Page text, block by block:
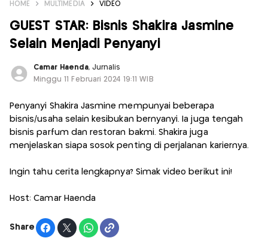
HOME MULTIMEDIA VIDEO
GUEST STAR: Bisnis Shakira Jasmine
Selain Menjadi Penyanyi
Camar Haenda, Jurnalis
Minggu 11 Februari 2024 19:11 WIB
Penyanyi Shakira Jasmine mempunyai beberapa
bisnis/usaha selain kesibukan bernyanyi. Ia juga tengah
bisnis parfum dan restoran bakmi. Shakira juga
menjelaskan siapa sosok penting di perjalanan kariernya.
Ingin tahu cerita lengkapnya? Simak video berikut ini!
Host: Camar Haenda
Share